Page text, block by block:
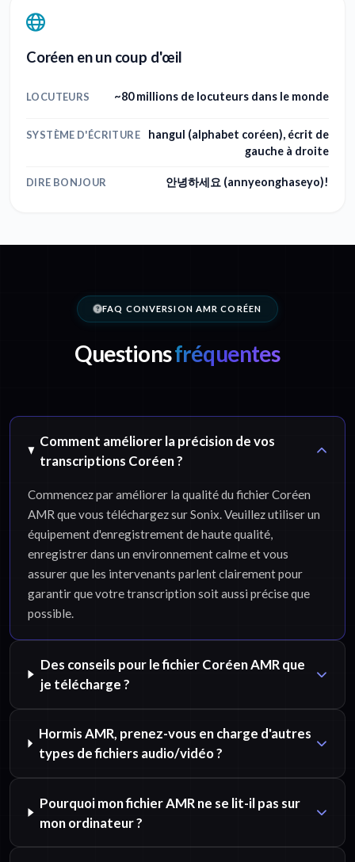
Coréen en un coup d'œil
LOCUTEURS ~80 millions de locuteurs dans le monde
SYSTÈME D'ÉCRITURE
hangul (alphabet coréen), écrit de
gauche à droite
DIRE BONJOUR 안녕하세요 (annyeonghaseyo)!
FAQ CONVERSION AMR CORÉEN
Questionsfréquentes
Comment améliorer la précision de vos
transcriptions Coréen ?
Commencez par améliorer la qualité du fichier Coréen
AMR que vous téléchargez sur Sonix. Veuillez utiliser un
équipement d'enregistrement de haute qualité,
enregistrer dans un environnement calme et vous
assurer que les intervenants parlent clairement pour
garantir que votre transcription soit aussi précise que
possible.
Des conseils pour le fichier Coréen AMR que
je télécharge ?
Hormis AMR, prenez-vous en charge d'autres
types de fichiers audio/vidéo ?
Pourquoi mon fichier AMR ne se lit-il pas sur
mon ordinateur ?